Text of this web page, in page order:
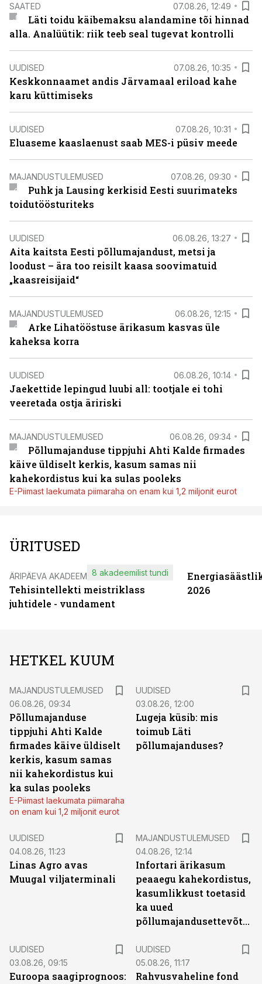
SAATED 07.08.26, 12:49
Läti toidu käibemaksu alandamine tõi hinnad
alla. Analüütik: riik teeb seal tugevat kontrolli
UUDISED 07.08.26, 10:35
Keskkonnaamet andis Järvamaal eriload kahe
karu küttimiseks
UUDISED 07.08.26, 10:31
Eluaseme kaaslaenust saab MES-i püsiv meede
MAJANDUSTULEMUSED 07.08.26, 09:30
Puhk ja Lausing kerkisid Eesti suurimateks
toidutöösturiteks
UUDISED 06.08.26, 13:27
Aita kaitsta Eesti põllumajandust, metsi ja
loodust – ära too reisilt kaasa soovimatuid
„kaasreisijaid“
MAJANDUSTULEMUSED 06.08.26, 12:15
Arke Lihatööstuse ärikasum kasvas üle
kaheksa korra
UUDISED 06.08.26, 10:14
Jaekettide lepingud luubi all: tootjale ei tohi
veeretada ostja äririski
MAJANDUSTULEMUSED 06.08.26, 09:34
Põllumajanduse tippjuhi Ahti Kalde firmades
käive üldiselt kerkis, kasum samas nii
kahekordistus kui ka sulas pooleks
E-Piimast laekumata piimaraha on enam kui 1,2 miljonit eurot
ÜRITUSED
ÄRIPÄEVA AKADEEMIA
Tehisintellekti meistriklass
juhtidele - vundament
8 akadeemilist tundi
2026
HETKEL KUUM
MAJANDUSTULEMUSED
06.08.26, 09:34
Põllumajanduse
tippjuhi Ahti Kalde
firmades käive üldiselt
kerkis, kasum samas
nii kahekordistus kui
ka sulas pooleks
E-Piimast laekumata piimaraha
on enam kui 1,2 miljonit eurot
UUDISED
03.08.26, 12:00
Lugeja küsib: mis
toimub Läti
põllumajanduses?
UUDISED
04.08.26, 11:23
Linas Agro avas
Muugal viljaterminali
MAJANDUSTULEMUSED
04.08.26, 12:14
Infortari ärikasum
peaaegu kahekordistus,
kasumlikkust toetasid
ka uued
põllumajandusettevõtted
UUDISED
03.08.26, 09:15
Euroopa saagiprognoos:
UUDISED
05.08.26, 11:17
Rahvusvaheline fond